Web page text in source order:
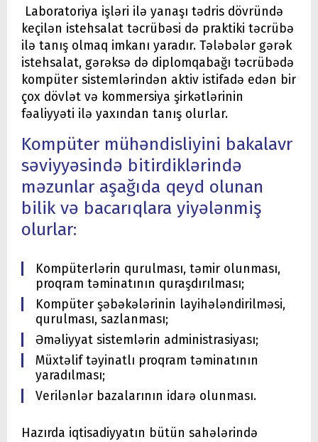
Laboratoriya işləri ilə yanaşı tədris dövründə
keçilən istehsalat təcrübəsi də praktiki təcrübə
ilə tanış olmaq imkanı yaradır. Tələbələr gərək
istehsalat, gərəksə də diplomqabağı təcrübədə
kompüter sistemlərindən aktiv istifadə edən bir
çox dövlət və kommersiya şirkətlərinin
fəaliyyəti ilə yaxından tanış olurlar.
Kompüter mühəndisliyini bakalavr
səviyyəsində bitirdiklərində
məzunlar aşağıda qeyd olunan
bilik və bacarıqlara yiyələnmiş
olurlar:
Kompüterlərin qurulması, təmir olunması,
proqram təminatının quraşdırılması;
Kompüter şəbəkələrinin layihələndirilməsi,
qurulması, sazlanması;
Əməliyyat sistemlərin administrasiyası;
Müxtəlif təyinatlı proqram təminatının
yaradılması;
Verilənlər bazalarının idarə olunması.
Hazırda iqtisadiyyatın bütün sahələrində